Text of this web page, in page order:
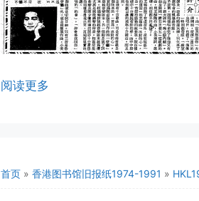
阅读更多
首页 » 香港图书馆旧报纸1974-1991 »